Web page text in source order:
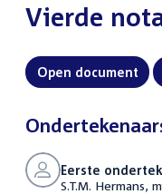
:Vierde
Open document
Eerste
S.T.M. Hermans,